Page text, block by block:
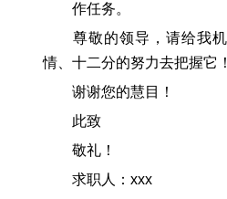
作任务。
尊敬的领导，请给我机
情、十二分的努力去把握它！
谢谢您的慧目！
此致
敬礼！
求职人：xxx